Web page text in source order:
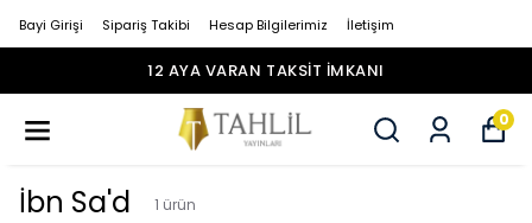
Bayi Girişi Sipariş Takibi Hesap Bilgilerimiz İletişim
12 AYA VARAN TAKSİT İMKANI
0
İbn Sa'd 1 ürün